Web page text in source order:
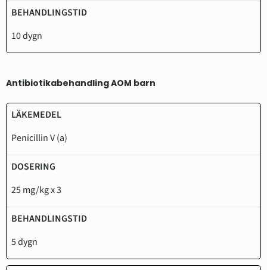
10 dygn
Antibiotikabehandling AOM barn
LäkemedelDosering
Penicillin V (a)
25 mg/kg x 3
5 dygn